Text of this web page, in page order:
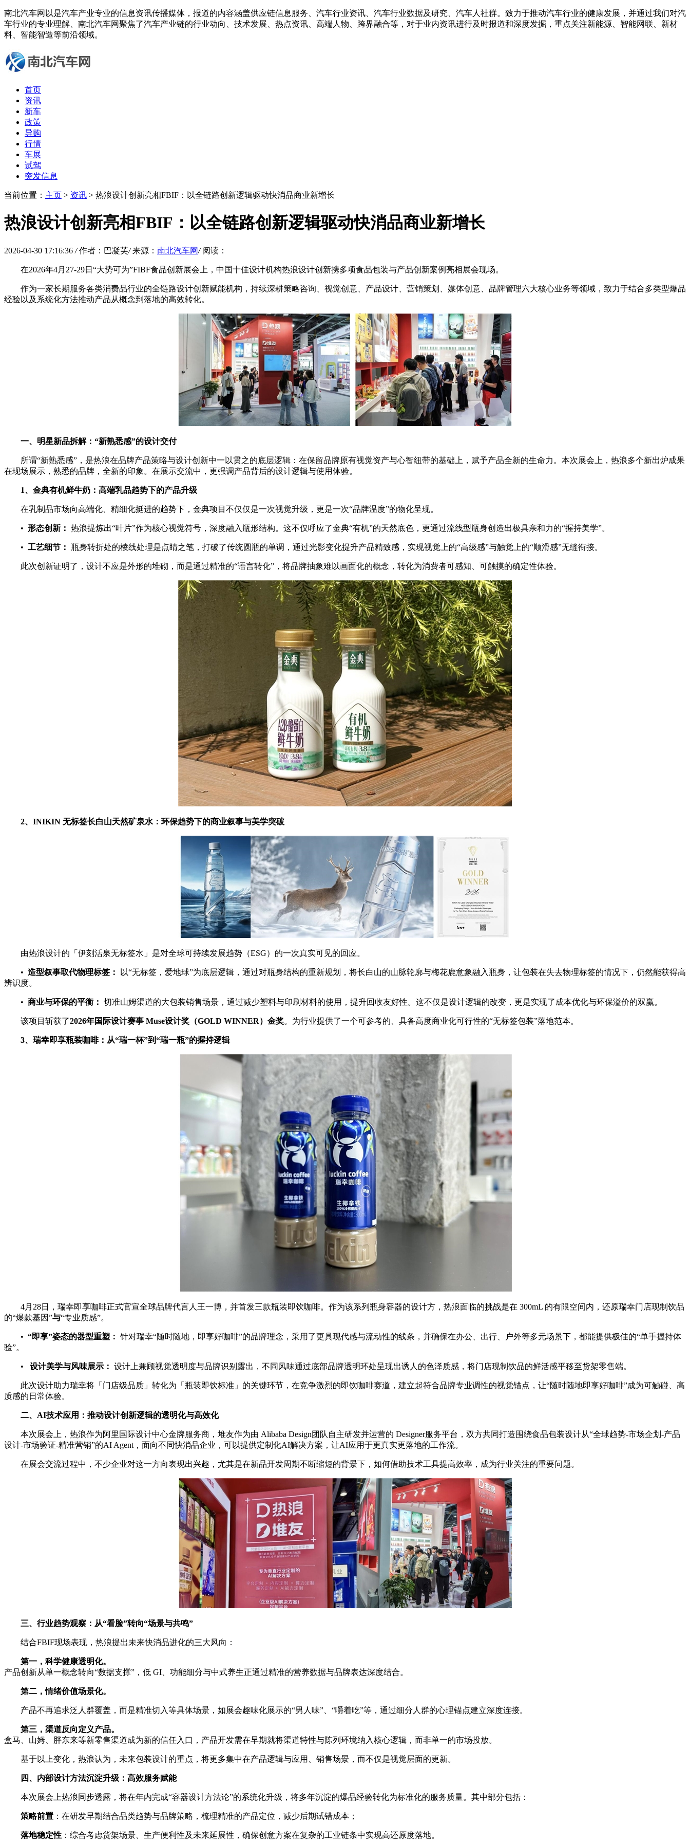
南北汽车网以是汽车产业专业的信息资讯传播媒体，报道的内容涵盖供应链信息服务、汽车行业资讯、汽车行业数据及研究、汽车人社群。致力于推动汽车行业的健康发展，并通过我们对汽
车行业的专业理解、南北汽车网聚焦了汽车产业链的行业动向、技术发展、热点资讯、高端人物、跨界融合等，对于业内资讯进行及时报道和深度发掘，重点关注新能源、智能网联、新材
料、智能智造等前沿领域。
首页
资讯
新车
政策
导购
行情
车展
试驾
突发信息
当前位置： 主页 > 资讯 > 热浪设计创新亮相FBIF：以全链路创新逻辑驱动快消品商业新增长
热浪设计创新亮相FBIF：以全链路创新逻辑驱动快消品商业新增长
2026-04-30 17:16:36 / 作者：巴凝芙/ 来源： 南北汽车网/ 阅读：
在2026年4月27-29日“大势可为”FIBF食品创新展会上，中国十佳设计机构热浪设计创新携多项食品包装与产品创新案例亮相展会现场。
作为一家长期服务各类消费品行业的全链路设计创新赋能机构，持续深耕策略咨询、视觉创意、产品设计、营销策划、媒体创意、品牌管理六大核心业务等领域，致力于结合多类型爆品
经验以及系统化方法推动产品从概念到落地的高效转化。
一、明星新品拆解： “新熟悉感”的设计交付
所谓“新熟悉感”，是热浪在品牌产品策略与设计创新中一以贯之的底层逻辑：在保留品牌原有视觉资产与心智纽带的基础上，赋予产品全新的生命力。本次展会上，热浪多个新出炉成果
在现场展示，熟悉的品牌，全新的印象。在展示交流中，更强调产品背后的设计逻辑与使用体验。
1、金典有机鲜牛奶：高端乳品趋势下的产品升级
在乳制品市场向高端化、精细化挺进的趋势下，金典项目不仅仅是一次视觉升级，更是一次“品牌温度”的物化呈现。
• 形态创新： 热浪提炼出“叶片”作为核心视觉符号，深度融入瓶形结构。这不仅呼应了金典“有机”的天然底色，更通过流线型瓶身创造出极具亲和力的“握持美学”。
• 工艺细节： 瓶身转折处的棱线处理是点睛之笔，打破了传统圆瓶的单调，通过光影变化提升产品精致感，实现视觉上的“高级感”与触觉上的“顺滑感”无缝衔接。
此次创新证明了，设计不应是外形的堆砌，而是通过精准的“语言转化”，将品牌抽象难以画面化的概念，转化为消费者可感知、可触摸的确定性体验。
2、 INIKIN 无标签长白山天然矿泉水：环保趋势下的商业叙事与美学突破
由热浪设计的「伊刻活泉无标签水」是对全球可持续发展趋势（ESG）的一次真实可见的回应。
• 造型叙事取代物理标签：
以“无标签，爱地球”为底层逻辑，通过对瓶身结构的重新规划，将长白山的山脉轮廓与梅花鹿意象融入瓶身，让包装在失去物理标签的情况下，仍然能获得高
辨识度。
• 商业与环保的平衡： 切准山姆渠道的大包装销售场景，通过减少塑料与印刷材料的使用，提升回收友好性。这不仅是设计逻辑的改变，更是实现了成本优化与环保溢价的双赢。
该项目斩获了2026年国际设计赛事 Muse设计奖（GOLD WINNER）金奖。为行业提供了一个可参考的、具备高度商业化可行性的“无标签包装”落地范本。
3、瑞幸即享瓶装咖啡：从“瑞一杯”到“瑞一瓶”的握持逻辑
4月28日，瑞幸即享咖啡正式官宣全球品牌代言人王一博，并首发三款瓶装即饮咖啡。作为该系列瓶身容器的设计方，热浪面临的挑战是在 300mL 的有限空间内，还原瑞幸门店现制饮品
的“爆款基因”与“专业质感”。
• “即享”姿态的器型重塑： 针对瑞幸“随时随地，即享好咖啡”的品牌理念，采用了更具现代感与流动性的线条，并确保在办公、出行、户外等多元场景下，都能提供极佳的“单手握持体
验”。
• 设计美学与风味展示： 设计上兼顾视觉透明度与品牌识别露出，不同风味通过底部品牌透明环处呈现出诱人的色泽质感，将门店现制饮品的鲜活感平移至货架零售端。
此次设计助力瑞幸将「门店级品质」转化为「瓶装即饮标准」的关键环节，在竞争激烈的即饮咖啡赛道，建立起符合品牌专业调性的视觉锚点，让“随时随地即享好咖啡”成为可触碰、高
质感的日常体验。
二、 AI技术应用：推动设计创新逻辑的透明化与高效化
本次展会上，热浪作为阿里国际设计中心金牌服务商，堆友作为由 Alibaba Design团队自主研发并运营的 Designer服务平台，双方共同打造围绕食品包装设计从“全球趋势-市场企划-产品
设计-市场验证-精准营销”的AI Agent，面向不同快消品企业，可以提供定制化AI解决方案，让AI应用于更真实更落地的工作流。
在展会交流过程中，不少企业对这一方向表现出兴趣，尤其是在新品开发周期不断缩短的背景下，如何借助技术工具提高效率，成为行业关注的重要问题。
三、行业趋势观察：从“看脸”转向“场景与共鸣”
结合FBIF现场表现，热浪提出未来快消品进化的三大风向：
第一，科学健康透明化。
产品创新从单一概念转向“数据支撑”，低 GI、功能细分与中式养生正通过精准的营养数据与品牌表达深度结合。
第二，情绪价值场景化。
产品不再追求泛人群覆盖，而是精准切入等具体场景，如展会趣味化展示的“男人味”、“嚼着吃”等，通过细分人群的心理锚点建立深度连接。
第三，渠道反向定义产品。
盒马、山姆、胖东来等新零售渠道成为新的信任入口，产品开发需在早期就将渠道特性与陈列环境纳入核心逻辑，而非单一的市场投放。
基于以上变化，热浪认为，未来包装设计的重点，将更多集中在产品逻辑与应用、销售场景，而不仅是视觉层面的更新。
四、内部设计方法沉淀升级：高效服务赋能
本次展会上热浪同步透露，将在年内完成“容器设计方法论”的系统化升级，将多年沉淀的爆品经验转化为标准化的服务质量。其中部分包括：
策略前置 ：在研发早期结合品类趋势与品牌策略，梳理精准的产品定位，减少后期试错成本；
落地稳定性 ：综合考虑货架场景、生产便利性及未来延展性，确保创意方案在复杂的工业链条中实现高还原度落地。